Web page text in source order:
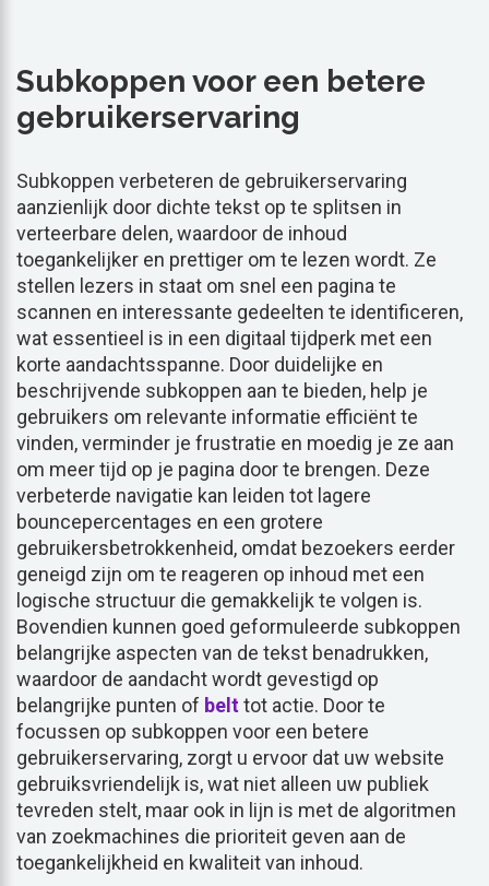
Subkoppen voor een betere
gebruikerservaring
Subkoppen verbeteren de gebruikerservaring
aanzienlijk door dichte tekst op te splitsen in
verteerbare delen, waardoor de inhoud
toegankelijker en prettiger om te lezen wordt. Ze
stellen lezers in staat om snel een pagina te
scannen en interessante gedeelten te identificeren,
wat essentieel is in een digitaal tijdperk met een
korte aandachtsspanne. Door duidelijke en
beschrijvende subkoppen aan te bieden, help je
gebruikers om relevante informatie efficiënt te
vinden, verminder je frustratie en moedig je ze aan
om meer tijd op je pagina door te brengen. Deze
verbeterde navigatie kan leiden tot lagere
bouncepercentages en een grotere
gebruikersbetrokkenheid, omdat bezoekers eerder
geneigd zijn om te reageren op inhoud met een
logische structuur die gemakkelijk te volgen is.
Bovendien kunnen goed geformuleerde subkoppen
belangrijke aspecten van de tekst benadrukken,
waardoor de aandacht wordt gevestigd op
belangrijke punten of belttot actie. Door te
focussen op subkoppen voor een betere
gebruikerservaring, zorgt u ervoor dat uw website
gebruiksvriendelijk is, wat niet alleen uw publiek
tevreden stelt, maar ook in lijn is met de algoritmen
van zoekmachines die prioriteit geven aan de
toegankelijkheid en kwaliteit van inhoud.